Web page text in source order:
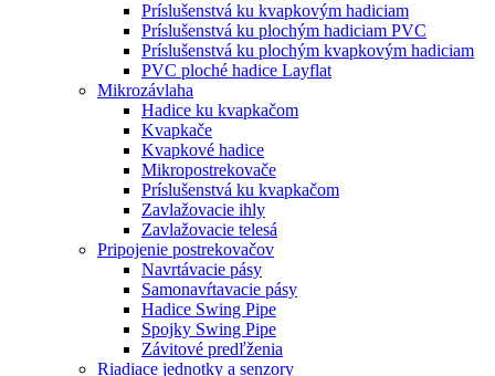
Príslušenstvá ku kvapkovým hadiciam
Príslušenstvá ku plochým hadiciam PVC
Príslušenstvá ku plochým kvapkovým hadiciam
PVC ploché hadice Layflat
Mikrozávlaha
Hadice ku kvapkačom
Kvapkače
Kvapkové hadice
Mikropostrekovače
Príslušenstvá ku kvapkačom
Zavlažovacie ihly
Zavlažovacie telesá
Pripojenie postrekovačov
Navrtávacie pásy
Samonavŕtavacie pásy
Hadice Swing Pipe
Spojky Swing Pipe
Závitové predľženia
Riadiace jednotky a senzory